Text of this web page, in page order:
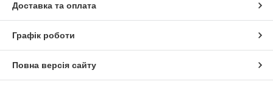
Доставка та оплата
Графік роботи
Повна версія сайту